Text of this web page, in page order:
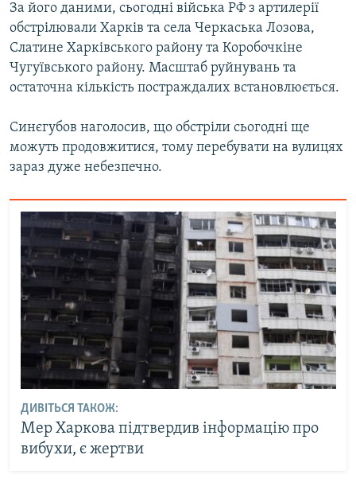
Усі сайти RFE/RL
За його даними, сьогодні війська РФ з артилерії
обстрілювали Харків та села Черкаська Лозова,
Слатине Харківського району та Коробочкіне
Чугуївського району. Масштаб руйнувань та
остаточна кількість постраждалих встановлюється.
Синєгубов наголосив, що обстріли сьогодні ще
можуть продовжитися, тому перебувати на вулицях
зараз дуже небезпечно.
ДИВІТЬСЯ ТАКОЖ:
Мер Харкова підтвердив інформацію про
вибухи, є жертви